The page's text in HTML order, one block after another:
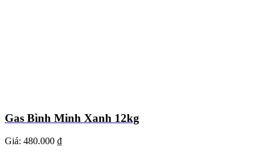
Gas Bình Minh Xanh 12kg
Giá: 480.000 ₫